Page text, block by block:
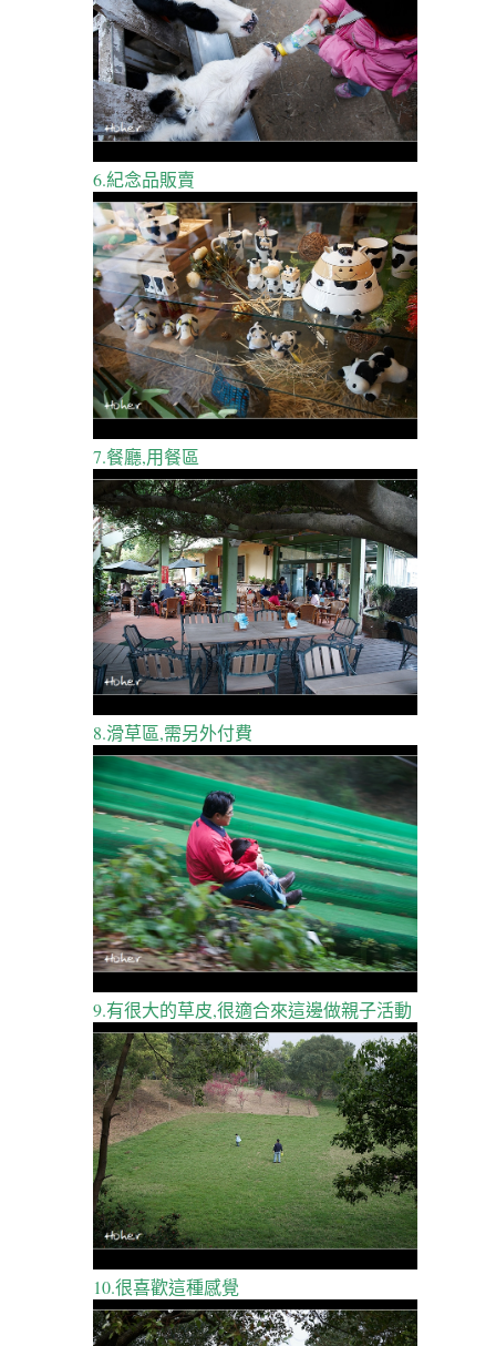
6.紀念品販賣
7.餐廳,用餐區
8.滑草區,需另外付費
9.有很大的草皮,很適合來這邊做親子活動
10.很喜歡這種感覺